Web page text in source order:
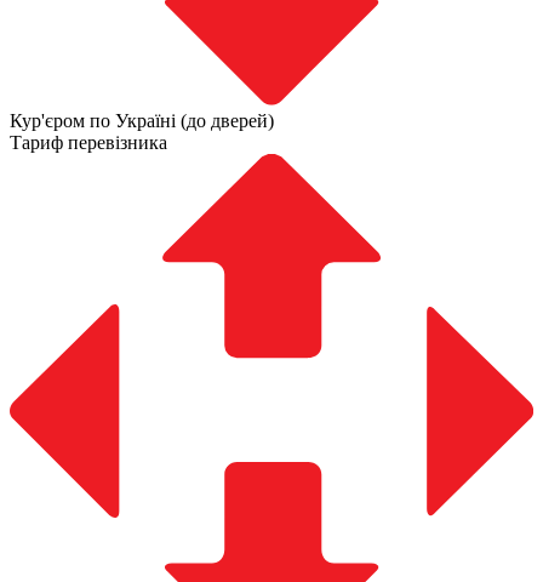
Кур'єром по Україні (до дверей)
Тариф перевізника